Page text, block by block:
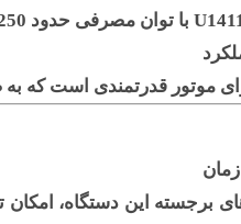
با توان مصرفی حدود
موتور قدرتمندی است
برجسته این دستگاه، امکان